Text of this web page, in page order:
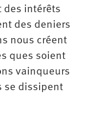
des intérêts
des deniers
nous créent
ques soient
vainqueurs
se dissipent